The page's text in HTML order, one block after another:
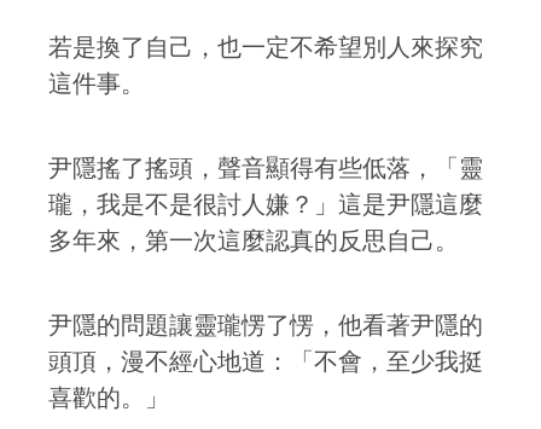
若是換了自己，也一定不希望別人來探究
這件事。
尹隱搖了搖頭，聲音顯得有些低落，「靈
瓏，我是不是很討人嫌？」這是尹隱這麼
多年來，第一次這麼認真的反思自己。
尹隱的問題讓靈瓏愣了愣，他看著尹隱的
頭頂，漫不經心地道：「不會，至少我挺
喜歡的。」